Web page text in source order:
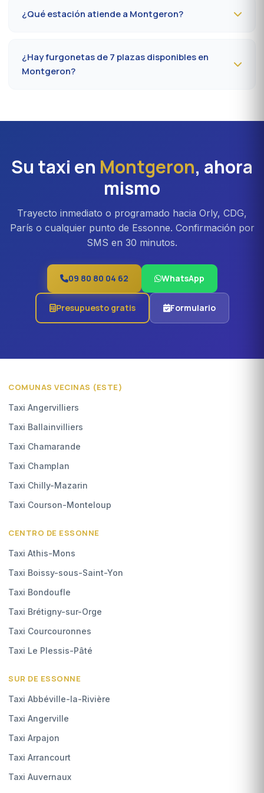
62 indicando el número de vuelo, la terminal y la
dirección de recogida en Montgeron. Confirmación por
¿Qué estación atiende a Montgeron?
promedio 22 a 32 minutos según el eje vial. Acceso
directo también a Massy TGV para los trenes
¿Hay furgonetas de 7 plazas disponibles en
Montgeron?
para familias, equipos profesionales o traslados Orly
Su taxi en Montgeron, ahora
mismo
Trayecto inmediato o programado hacia Orly, CDG,
París o cualquier punto de Essonne. Confirmación por
SMS en 30 minutos.
09 80 80 04 62 WhatsApp
Presupuesto gratis Formulario
COMUNAS VECINAS (ESTE)
Taxi Angervilliers
Taxi Ballainvilliers
Taxi Chamarande
Taxi Champlan
Taxi Chilly-Mazarin
Taxi Courson-Monteloup
CENTRO DE ESSONNE
Taxi Athis-Mons
Taxi Boissy-sous-Saint-Yon
Taxi Bondoufle
Taxi Brétigny-sur-Orge
Taxi Courcouronnes
Taxi Le Plessis-Pâté
SUR DE ESSONNE
Taxi Abbéville-la-Rivière
Taxi Angerville
Taxi Arpajon
Taxi Arrancourt
Taxi Auvernaux